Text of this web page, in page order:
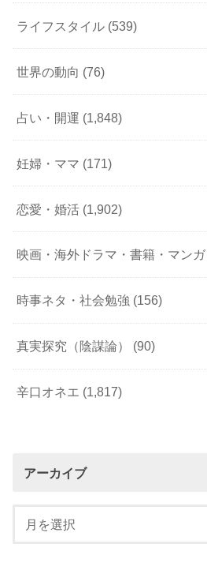
ライフスタイル (539)
世界の動向 (76)
占い・開運 (1,848)
妊婦・ママ (171)
恋愛・婚活 (1,902)
映画・海外ドラマ・書籍・マンガ
時事ネタ・社会勉強 (156)
真実探究（陰謀論） (90)
辛口オネエ (1,817)
アーカイブ